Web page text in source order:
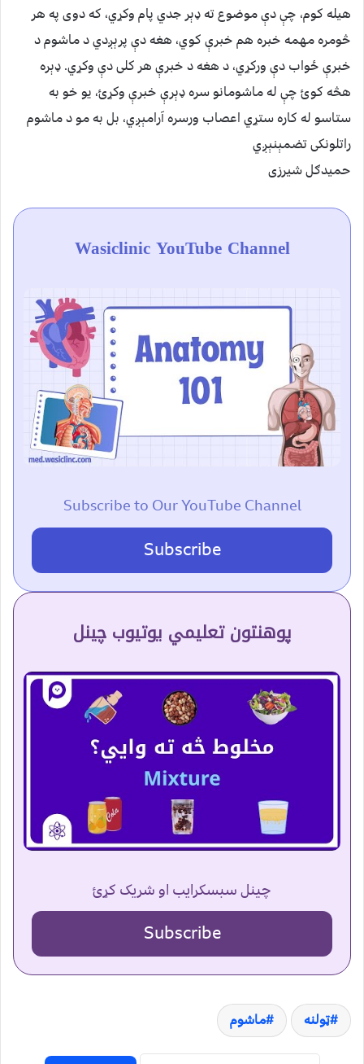
هيله کوم، چې دې موضوع ته ډېر جدي پام وکړي، که دوی په هر
څومره مهمه خبره هم خبرې کوي، هغه دې پرېږدي د ماشوم د
خبرې ځواب دې ورکړي، د هغه د خبرې هر کلی دې وکړي. ډېره
هڅه کوئ چې له ماشومانو سره ډېرې خبرې وکړئ، يو خو به
ستاسو له کاره ستړي اعصاب ورسره آرامېږي، بل به مو د ماشوم
راتلونکی تضمېنېږي
حميدګل شيرزی
Wasiclinic YouTube Channel
Subscribe to Our YouTube Channel
Subscribe
پوهنتون تعلیمي یوتیوب چینل
چینل سبسکرایب او شریک کړئ
Subscribe
ټولنه ماشوم